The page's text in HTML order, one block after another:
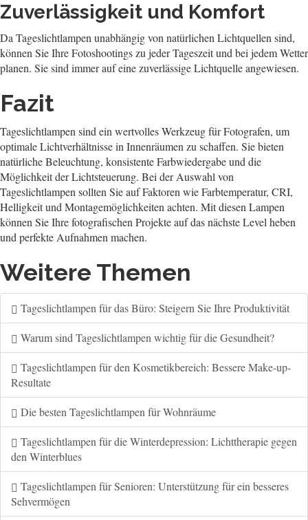
Zuverlässigkeit und Komfort
Da Tageslichtlampen unabhängig von natürlichen Lichtquellen sind,
können Sie Ihre Fotoshootings zu jeder Tageszeit und bei jedem Wetter
planen. Sie sind immer auf eine zuverlässige Lichtquelle angewiesen.
Fazit
Tageslichtlampen sind ein wertvolles Werkzeug für Fotografen, um
optimale Lichtverhältnisse in Innenräumen zu schaffen. Sie bieten
natürliche Beleuchtung, konsistente Farbwiedergabe und die
Möglichkeit der Lichtsteuerung. Bei der Auswahl von
Tageslichtlampen sollten Sie auf Faktoren wie Farbtemperatur, CRI,
Helligkeit und Montagemöglichkeiten achten. Mit diesen Lampen
können Sie Ihre fotografischen Projekte auf das nächste Level heben
und perfekte Aufnahmen machen.
Weitere Themen
Tageslichtlampen für das Büro: Steigern Sie Ihre Produktivität
Warum sind Tageslichtlampen wichtig für die Gesundheit?
Tageslichtlampen für den Kosmetikbereich: Bessere Make-up-
Resultate
Die besten Tageslichtlampen für Wohnräume
Tageslichtlampen für die Winterdepression: Lichttherapie gegen
den Winterblues
Tageslichtlampen für Senioren: Unterstützung für ein besseres
Sehvermögen